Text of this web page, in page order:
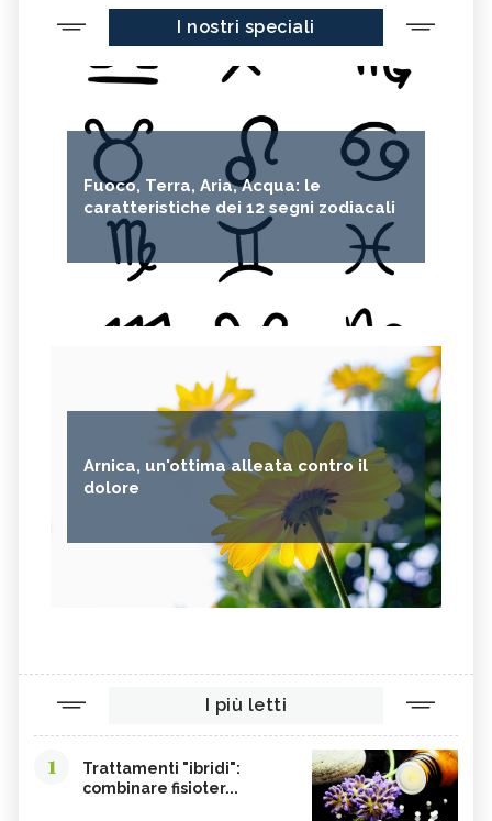
I nostri speciali
Fuoco, Terra, Aria, Acqua: le
caratteristiche dei 12 segni zodiacali
Arnica, un'ottima alleata contro il
dolore
I più letti
1
Trattamenti "ibridi":
combinare fisioter...